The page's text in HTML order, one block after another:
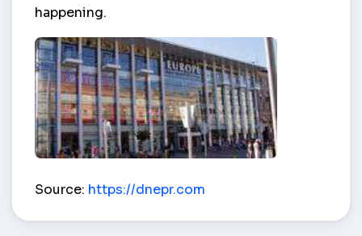
happening.
Source: https://dnepr.com